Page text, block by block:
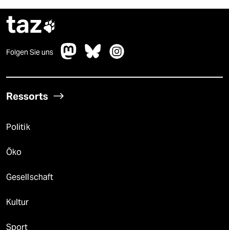
taz
Folgen Sie uns
Ressorts
Politik
Öko
Gesellschaft
Kultur
Sport